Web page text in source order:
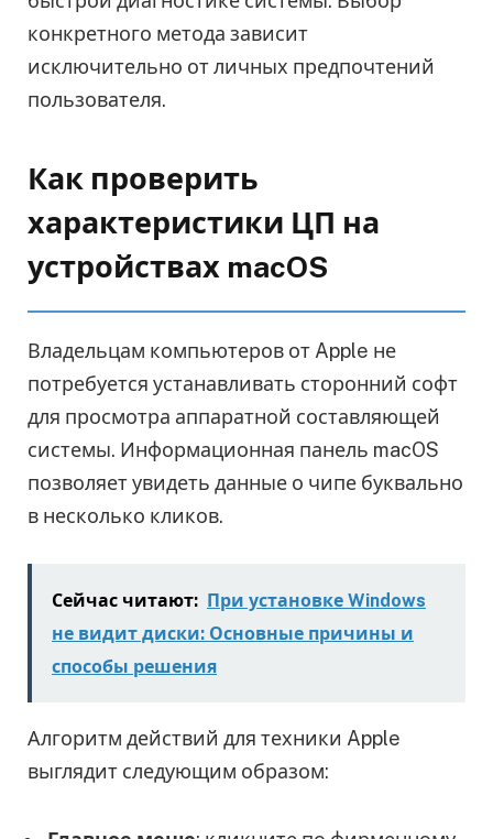
конкретного метода зависит
исключительно от личных предпочтений
пользователя.
Как проверить
характеристики ЦП на
устройствах macOS
Владельцам компьютеров от Apple не
потребуется устанавливать сторонний софт
для просмотра аппаратной составляющей
системы. Информационная панель macOS
позволяет увидеть данные о чипе буквально
в несколько кликов.
Сейчас читают: При установке Windows
не видит диски: Основные причины и
способы решения
Алгоритм действий для техники Apple
выглядит следующим образом: